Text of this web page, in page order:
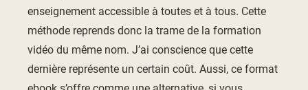
enseignement accessible à toutes et à tous. Cette
méthode reprends donc la trame de la formation
vidéo du même nom. J’ai conscience que cette
dernière représente un certain coût. Aussi, ce format